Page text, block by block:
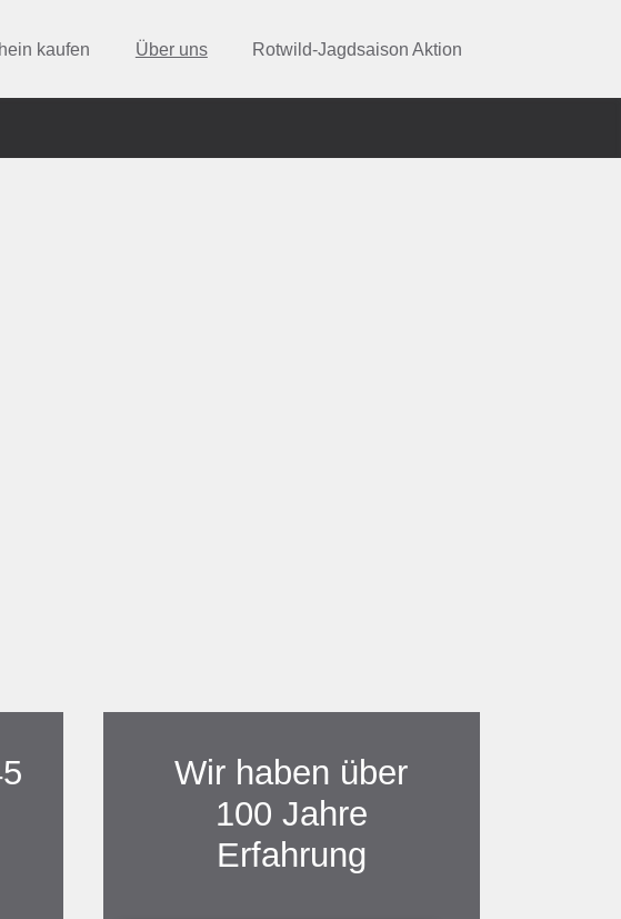
kaufen Über uns Rotwild-Jagdsaison Aktion
Wir haben über
100 Jahre
Erfahrung